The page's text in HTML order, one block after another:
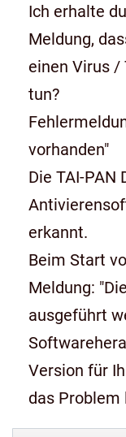
Ich erhalte
Meldung,
einen Virus /
tun?
vorhanden"
Die TAI-PAN
erkannt.
Beim Start
Meldung:
ausgeführt
Version für
das Problem